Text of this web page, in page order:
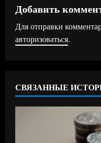
и
т
ч
т
Добавить
Для отправки
авторизоваться.
СВЯЗАННЫЕ